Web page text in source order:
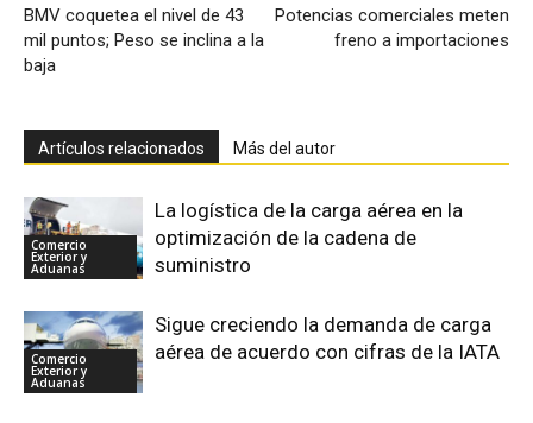
BMV coquetea el nivel de 43
mil puntos; Peso se inclina a la
baja
Potencias comerciales meten
freno a importaciones
Artículos relacionados Más del autor
Comercio
Exterior y
Aduanas
La logística de la carga aérea en la
optimización de la cadena de
suministro
Comercio
Exterior y
Aduanas
Sigue creciendo la demanda de carga
aérea de acuerdo con cifras de la IATA